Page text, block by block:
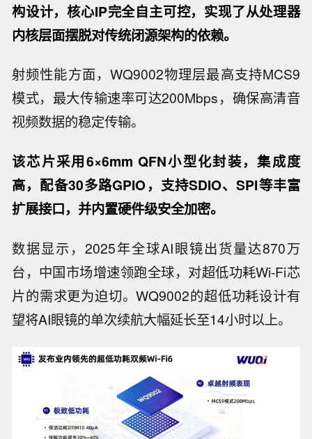
构设计，核心IP完全自主可控，实现了从处理器
内核层面摆脱对传统闭源架构的依赖。
射频性能方面，WQ9002物理层最高支持MCS9
模式，最大传输速率可达200Mbps，确保高清音
视频数据的稳定传输。
该芯片采用6×6mm QFN小型化封装，集成度
高，配备30多路GPIO，支持SDIO、SPI等丰富
扩展接口，并内置硬件级安全加密。
数据显示，2025年全球AI眼镜出货量达870万
台，中国市场增速领跑全球，对超低功耗Wi-Fi芯
片的需求更为迫切。WQ9002的超低功耗设计有
望将AI眼镜的单次续航大幅延长至14小时以上。